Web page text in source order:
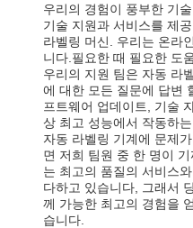
우리의 경험이 풍부한 기
기술 지원과 서비스를 제
라벨링 머신. 우리는 온라
니다.필요한 때 필요한 도
우리의 지원 팀은 자동 라
에 대한 모든 질문에 답변
프트웨어 업데이트, 기술
상 최고 성능에서 작동하
자동 라벨링 기계에 문제
면 저희 팀원 중 한 명이
는 최고의 품질의 서비스
다하고 있습니다, 그래서
께 가능한 최고의 경험을
습니다.